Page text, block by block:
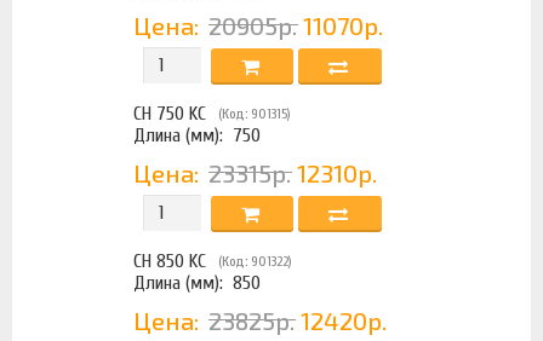
Цена: 20905р. 11070р.
CH 750 KC (Код: 901315)
Длина (мм): 750
Цена: 23315р. 12310р.
CH 850 KC (Код: 901322)
Длина (мм): 850
Цена: 23825р. 12420р.